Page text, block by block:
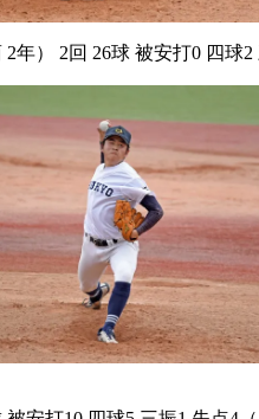
年） 2回 26球 被安打0 四球2